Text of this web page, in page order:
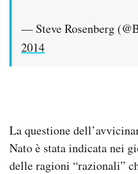
— Steve Rosenberg
2014
La questione
Nato è stata indicata nei
delle ragioni “razionali”